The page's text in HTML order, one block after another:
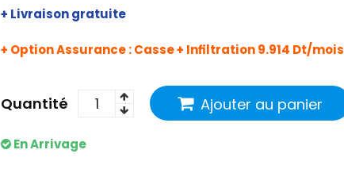
+ Livraison gratuite
+ Option Assurance : Casse + Infiltration 9.914 Dt/mois
Quantité Ajouter au panier
En Arrivage